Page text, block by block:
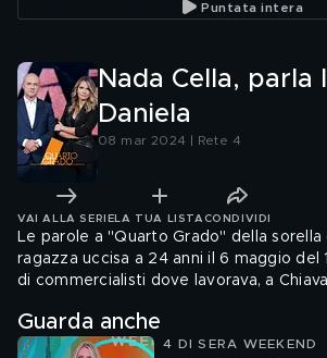
avvelenando
Puntata intera
Nada Cella, parla
Daniela
08 mar 2024 | Rete 4
VAI ALLA SERIE LA TUA LISTA CONDIVIDI
Le parole a "Quarto Grado" della sorella
ragazza uccisa a 24 anni il 6 maggio del
di commercialisti dove lavorava, a
Guarda anche
4 DI SERA WEEKEND